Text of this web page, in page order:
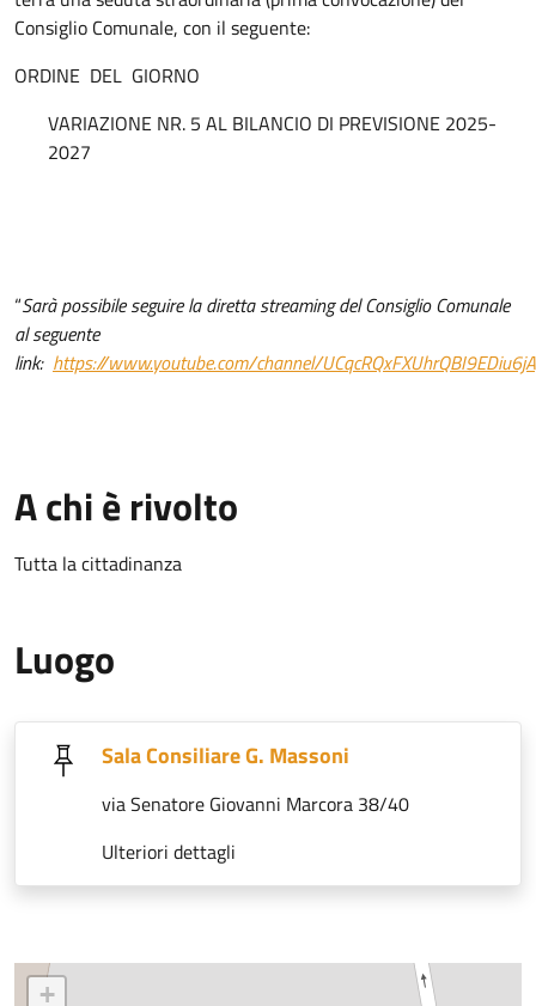
Consiglio Comunale, con il seguente:
ORDINE DEL GIORNO
VARIAZIONE NR. 5 AL BILANCIO DI PREVISIONE 2025-
2027
“Sarà possibile seguire la diretta streaming del Consiglio Comunale
al seguente
link: https://www.youtube.com/channel/
A chi è rivolto
Tutta la cittadinanza
Luogo
Sala Consiliare G. Massoni
via Senatore Giovanni Marcora 38/40
Ulteriori dettagli
+